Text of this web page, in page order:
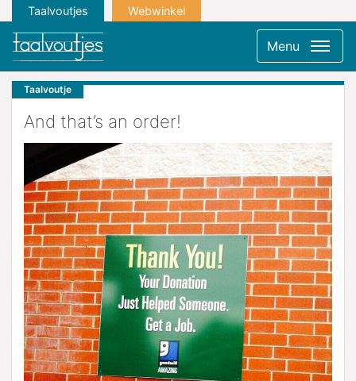
Taalvoutjes Webwinkel
Menu
Taalvoutje
And that’s an order!